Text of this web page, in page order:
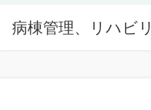
病棟管理、リハビリ